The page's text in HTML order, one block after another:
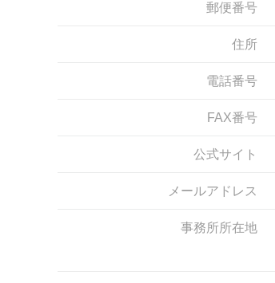
郵便番号
住所
電話番号
FAX番号
公式サイト
メールアドレス
事務所所在地